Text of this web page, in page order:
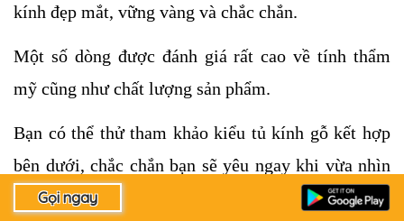
kính đẹp mắt, vững vàng và chắc chắn.
Một số dòng được đánh giá rất cao về tính thẩm
mỹ cũng như chất lượng sản phẩm.
Bạn có thể thử tham khảo kiểu tủ kính gỗ kết hợp
bên dưới, chắc chắn bạn sẽ yêu ngay khi vừa nhìn
thấy sản phẩm.